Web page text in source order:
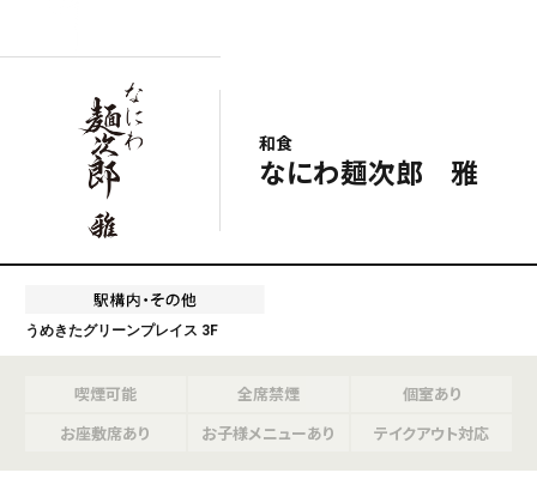
うめきたグリーンプレイス 3F
和食
なにわ麺次郎 雅
喫煙可能 全席禁煙
個室あり
お座敷席あり
お子様メニューあり テイクアウト対応